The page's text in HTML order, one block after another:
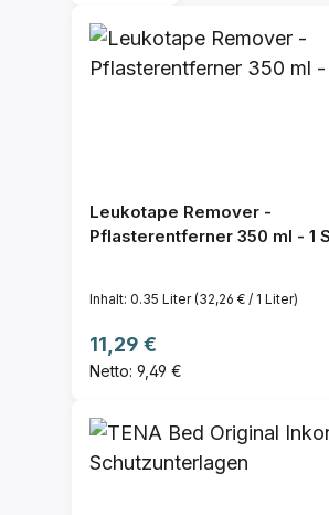
Leukotape Remover -
Pflasterentferner 350 ml - 1
Inhalt: 0.35 Liter(32,26 € / 1 Liter)
Regulärer Preis:
11,29 €
Netto: 9,49 €